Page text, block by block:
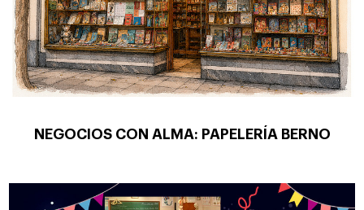
NEGOCIOS CON ALMA: PAPELERÍA BERNO